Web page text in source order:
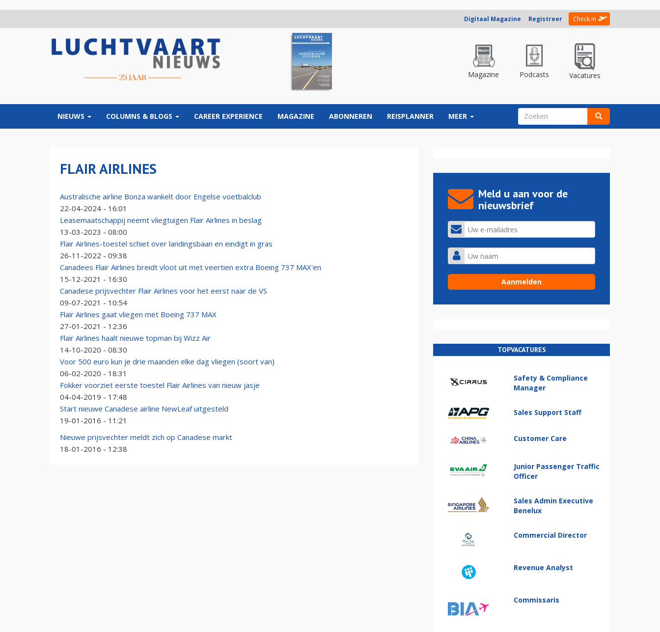
Digitaal Magazine Registreer Check in
Magazine Podcasts Vacatures
NIEUWS COLUMNS & BLOGS CAREER EXPERIENCE MAGAZINE ABONNEREN REISPLANNER MEER ZOEKVELD
FLAIR AIRLINES
Australische airline Bonza wankelt door Engelse voetbalclub
22-04-2024 - 16:01
Leasemaatschappij neemt vliegtuigen Flair Airlines in beslag
13-03-2023 - 08:00
Flair Airlines-toestel schiet over landingsbaan en eindigt in gras
26-11-2022 - 09:38
Canadees Flair Airlines breidt vloot uit met veertien extra Boeing 737 MAX'en
15-12-2021 - 16:30
Canadese prijsvechter Flair Airlines voor het eerst naar de VS
09-07-2021 - 10:54
Flair Airlines gaat vliegen met Boeing 737 MAX
27-01-2021 - 12:36
Flair Airlines haalt nieuwe topman bij Wizz Air
14-10-2020 - 08:30
Voor 500 euro kun je drie maanden elke dag vliegen (soort van)
06-02-2020 - 18:31
Fokker voorziet eerste toestel Flair Airlines van nieuw jasje
04-04-2019 - 17:48
Start nieuwe Canadese airline NewLeaf uitgesteld
19-01-2016 - 11:21
Nieuwe prijsvechter meldt zich op Canadese markt
18-01-2016 - 12:38
Meld u aan voor de
nieuwsbrief
TOPVACATURES
Safety & Compliance
Manager
Sales Support Staff
Customer Care
Junior Passenger Traffic
Officer
Sales Admin Executive
Benelux
Commercial Director
Revenue Analyst
Commissaris